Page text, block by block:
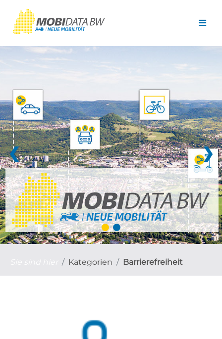
❮ ❯
Kategorien Barrierefreiheit